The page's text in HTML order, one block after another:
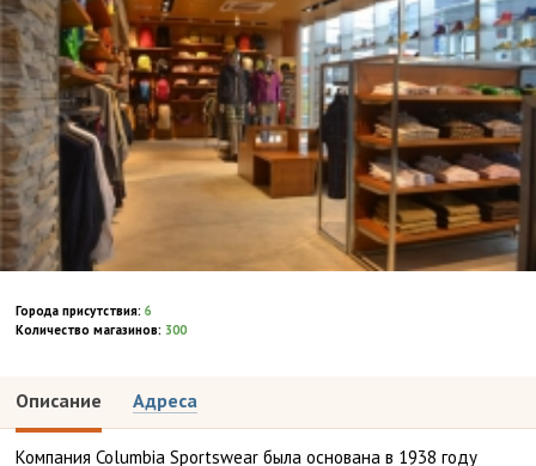
Города присутствия: 6
Количество магазинов: 300
Описание Адреса
Компания Columbia Sportswear была основана в 1938 году